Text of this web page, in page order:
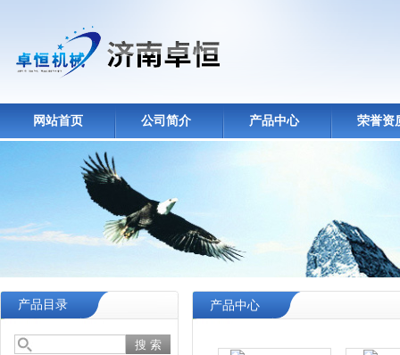
网站首页 公司简介 产品中心 荣誉资
产品目录 产品中心